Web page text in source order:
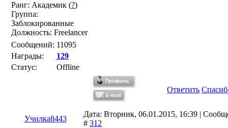
Ранг: Академик (?)
Группа:
Заблокированные
Должность: Freelancer
Сообщений: 11095
Награды:
129
Статус:
Offline
Ответить
Училка8443
Дата: Вторник, 06.01.2015, 16:39 |
# 312